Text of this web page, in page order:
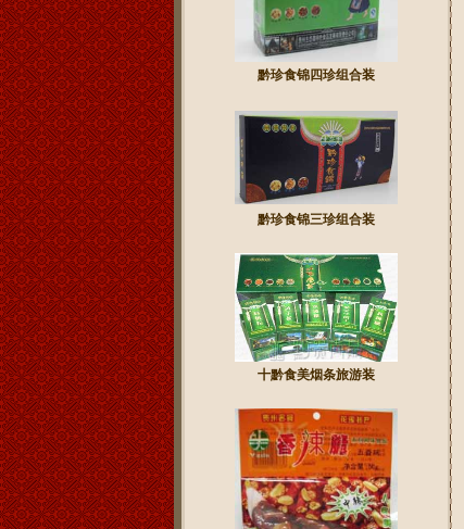
黔珍食锦四珍组合装
黔珍食锦三珍组合装
十黔食美烟条旅游装